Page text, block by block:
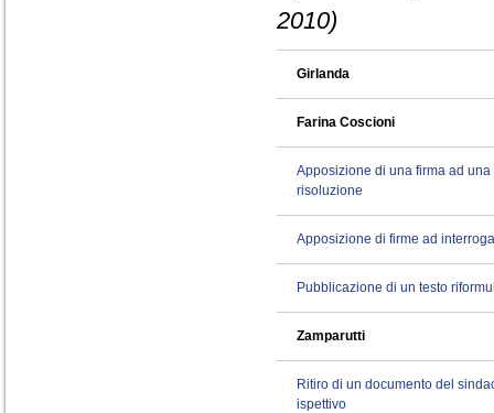
2010)
Girlanda
Farina Coscioni
Apposizione di una firma ad una
risoluzione
Apposizione di firme ad
Pubblicazione di un testo
Zamparutti
Ritiro di un documento del
ispettivo